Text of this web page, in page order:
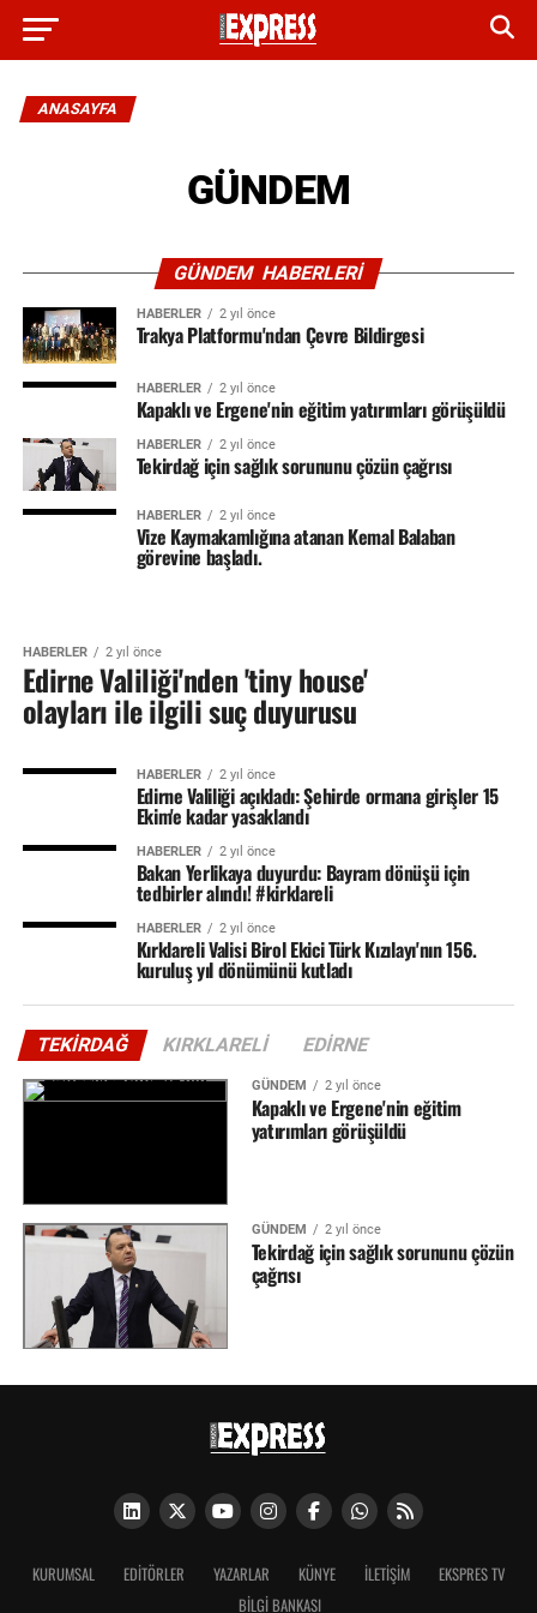
ANASAYFA
GÜNDEM
GÜNDEM HABERLERI
HABERLER 2 yıl önce
Trakya Platformu'ndan Çevre Bildirgesi
HABERLER 2 yıl önce
Kapaklı ve Ergene'nin eğitim yatırımları görüşüldü
HABERLER 2 yıl önce
Tekirdağ için sağlık sorununu çözün çağrısı
HABERLER 2 yıl önce
Vize Kaymakamlığına atanan Kemal Balaban
görevine başladı.
HABERLER 2 yıl önce
Edirne Valiliği'nden 'tiny house'
olayları ile ilgili suç duyurusu
HABERLER 2 yıl önce
Edirne Valiliği açıkladı: Şehirde ormana girişler 15
Ekim'e kadar yasaklandı
HABERLER 2 yıl önce
Bakan Yerlikaya duyurdu: Bayram dönüşü için
tedbirler alındı! #kirklareli
HABERLER 2 yıl önce
Kırklareli Valisi Birol Ekici Türk Kızılayı'nın 156.
kuruluş yıl dönümünü kutladı
TEKIRDAĞ KIRKLARELI EDIRNE
GÜNDEM 2 yıl önce
Kapaklı ve Ergene'nin eğitim
yatırımları görüşüldü
GÜNDEM 2 yıl önce
Tekirdağ için sağlık sorununu çözün
çağrısı
KURUMSAL EDITÖRLER YAZARLAR KÜNYE İLETIŞIM
EKSPRES TV
BİLGİ BANKASI